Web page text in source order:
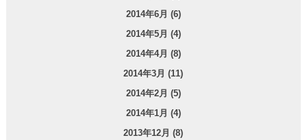
2014年6月 (6)
2014年5月 (4)
2014年4月 (8)
2014年3月 (11)
2014年2月 (5)
2014年1月 (4)
2013年12月 (8)